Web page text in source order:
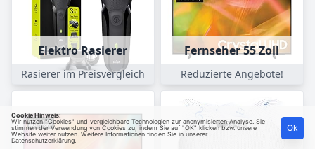
Elektro Rasierer
Rasierer im Preisvergleich
Fernseher 55 Zoll
Reduzierte Angebote!
Cookie Hinweis:
Wir nutzen "Cookies" und vergleichbare Technologien zur anonymisierten Analyse. Sie
stimmen der Verwendung von Cookies zu, indem Sie auf "OK" klicken bzw. unsere
Website weiter nutzen. Weitere Informationen finden Sie in unserer
Datenschutzerklärung
Ok